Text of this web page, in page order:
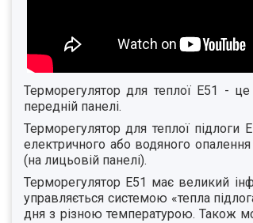
Терморегулятор для теплої E51 -
передній панелі.
Терморегулятор для теплої підлоги
електричного або водяного
(на лицьовій панелі).
Терморегулятор Е51 має великий
управляється системою «тепла
дня з різною температурою. Також